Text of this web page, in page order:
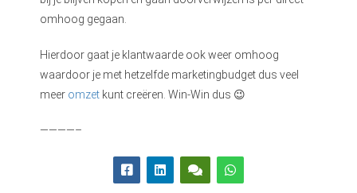
omhoog gegaan.
Hierdoor gaat je klantwaarde ook weer omhoog
waardoor je met hetzelfde marketingbudget dus veel
meer omzet kunt creëren. Win-Win dus 😉
————–